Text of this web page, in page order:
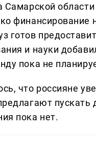
Самарской
финансирование
готов
и науки
пока не
что россияне
пока нет.